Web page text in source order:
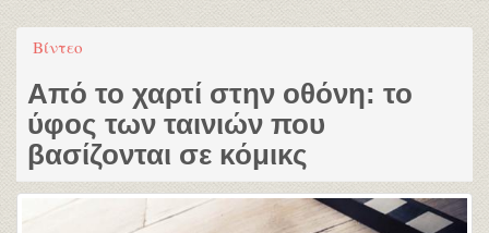
Βίντεο
Από το χαρτί στην οθόνη: το
ύφος των ταινιών που
βασίζονται σε κόμικς